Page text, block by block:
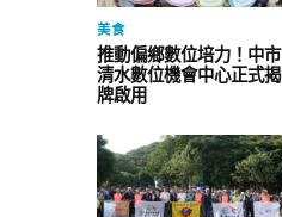
美食
推動偏鄉數位培力！中市
清水數位機會中心正式揭
牌啟用